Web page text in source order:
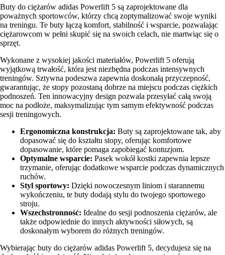
Buty do ciężarów adidas Powerlift 5 są zaprojektowane dla
poważnych sportowców, którzy chcą zoptymalizować swoje wyniki
na treningu. Te buty łączą komfort, stabilność i wsparcie, pozwalając
ciężarowcom w pełni skupić się na swoich celach, nie martwiąc się o
sprzęt.
Wykonane z wysokiej jakości materiałów, Powerlift 5 oferują
wyjątkową trwałość, która jest niezbędna podczas intensywnych
treningów. Sztywna podeszwa zapewnia doskonałą przyczepność,
gwarantując, że stopy pozostaną dobrze na miejscu podczas ciężkich
podnoszeń. Ten innowacyjny design pozwala przesyłać całą swoją
moc na podłoże, maksymalizując tym samym efektywność podczas
sesji treningowych.
Ergonomiczna konstrukcja: Buty są zaprojektowane tak, aby
dopasować się do kształtu stopy, oferując komfortowe
dopasowanie, które pomaga zapobiegać kontuzjom.
Optymalne wsparcie: Pasek wokół kostki zapewnia lepsze
trzymanie, oferując dodatkowe wsparcie podczas dynamicznych
ruchów.
Styl sportowy: Dzięki nowoczesnym liniom i starannemu
wykończeniu, te buty dodają stylu do twojego sportowego
stroju.
Wszechstronność: Idealne do sesji podnoszenia ciężarów, ale
także odpowiednie do innych aktywności siłowych, są
doskonałym wyborem do różnych treningów.
Wybierając buty do ciężarów adidas Powerlift 5, decydujesz się na